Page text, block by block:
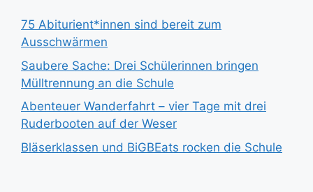
75 Abiturient*innen sind bereit zum
Ausschwärmen
Saubere Sache: Drei Schülerinnen bringen
Mülltrennung an die Schule
Abenteuer Wanderfahrt – vier Tage mit drei
Ruderbooten auf der Weser
Bläserklassen und BiGBEats rocken die Schule